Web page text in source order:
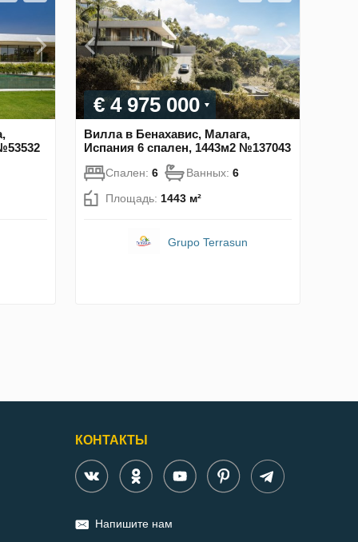
€ 4 975 000
Вилла в Бенахавис, Малага,
Испания 6 спален, 1443м2 №137043
Спален: 6 Ванных: 6
Площадь: 1443 м²
Grupo Terrasun
КОНТАКТЫ
Напишите нам